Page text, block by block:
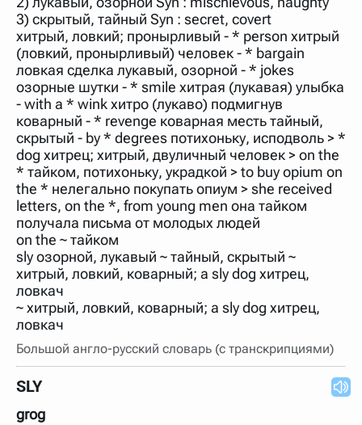
нужно будет нажать на кнопку "Найти".
Для более сложных случаев существует возможность
указывать несколько слов в запросе. Например, если
написать в строке запроса "Пушкин поэт" и нажать
"Найти", выведутся все словарные статьи о поэте
Пушкине, но не о городе.
В сложных запросах тоже могут присутствовать
неизвестные буквы. Например, в кроссворде есть
слово "***м***ов", в задании "русский поэт 19 века".
Пишем в Reword первым словом "***м***ов", далее
через пробел "поэт". Получается "***м***ов поэт" (без
кавычек). Нажимаем "Найти" и получаем статью
"Лермонтов" и не только.
Порядок словарей можно изменять, перетаскивая
словарь вверх или вниз за прямоугольник слева от
названия словаря. Также можно выключать ненужные
словари.
3) скрытый, тайный Syn : secret, covert
хитрый, ловкий; пронырливый - * person хитрый
(ловкий, пронырливый) человек - * bargain
ловкая сделка лукавый, озорной - * jokes
озорные шутки - * smile хитрая (лукавая) улыбка
- with a * wink хитро (лукаво) подмигнув
коварный - * revenge коварная месть тайный,
скрытый - by * degrees потихоньку, исподволь > *
dog хитрец; хитрый, двуличный человек > on the
* тайком, потихоньку, украдкой > to buy opium on
the * нелегально покупать опиум > she received
letters, on the *, from young men она тайком
получала письма от молодых людей
on the ~ тайком
sly озорной, лукавый ~ тайный, скрытый ~
хитрый, ловкий, коварный; a sly dog хитрец,
ловкач
~ хитрый, ловкий, коварный; a sly dog хитрец,
ловкач
Большой англо-русский словарь (с транскрипциями)
SLY
grog